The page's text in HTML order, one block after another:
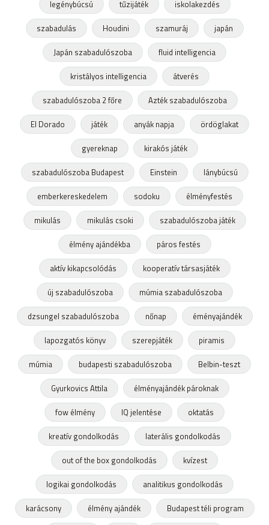
legénybúcsú tűzijáték
iskolakezdés
szabadulás
Houdini szamuráj
japán
Japán szabadulószoba
fluid intelligencia
kristályos intelligencia
átverés
szabadulószoba 2 főre
Azték szabadulószoba
El Dorado
játék anyák napja
ördöglakat
gyereknap
kirakós játék
szabadulószoba Budapest
Einstein
lánybúcsú
emberkereskedelem
sodoku
élményfestés
mikulás
mikulás csoki
szabadulószoba játék
élmény ajándékba
páros festés
aktív kikapcsolódás
kooperatív társasjáték
új szabadulószoba
múmia szabadulószoba
dzsungel szabadulószoba
nőnap
éményajándék
lapozgatós könyv
szerepjáték
piramis
múmia
budapesti szabadulószoba
Belbin-teszt
Gyurkovics Attila
élményajándék pároknak
fow élmény
IQ jelentése
oktatás
kreatív gondolkodás
laterális gondolkodás
out of the box gondolkodás
kvízest
logikai gondolkodás
analitikus gondolkodás
karácsony
élmény ajándék
Budapest téli program